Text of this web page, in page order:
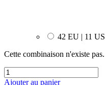
42 EU | 11 US
Cette combinaison n'existe pas.
Ajouter au panier